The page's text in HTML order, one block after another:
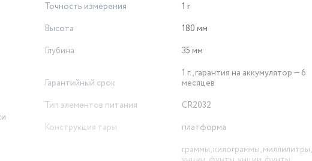
Точность измерения
1 г
Высота
180 мм
Глубина
35 мм
Гарантийный срок
1 г., гарантия на аккумулятор — 6
месяцев
Тип элементов питания
CR2032
Конструкция тары
платформа
граммы, килограммы, миллилитры,